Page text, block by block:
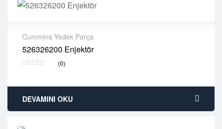
Cummins Yedek Parça
526326200 Enjektör
(0)
2 years warranty
Delivery time: 1-2 business days
DEVAMINI OKU